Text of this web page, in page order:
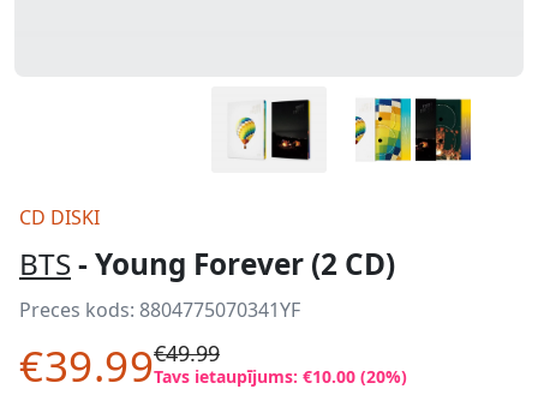
CD DISKI
BTS- Young Forever (2 CD)
Preces kods: 8804775070341YF
€39.99€49.99
Tavs ietaupījums: €10.00 (20%)